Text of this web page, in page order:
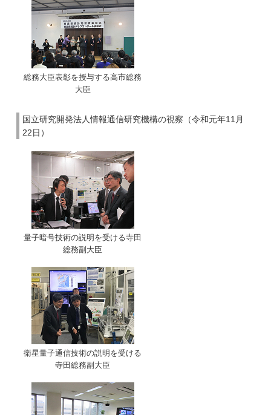
総務大臣表彰を授与する高市総務
大臣
国立研究開発法人情報通信研究機構の視察（令和元年11月
22日）
量子暗号技術の説明を受ける寺田
総務副大臣
衛星量子通信技術の説明を受ける
寺田総務副大臣